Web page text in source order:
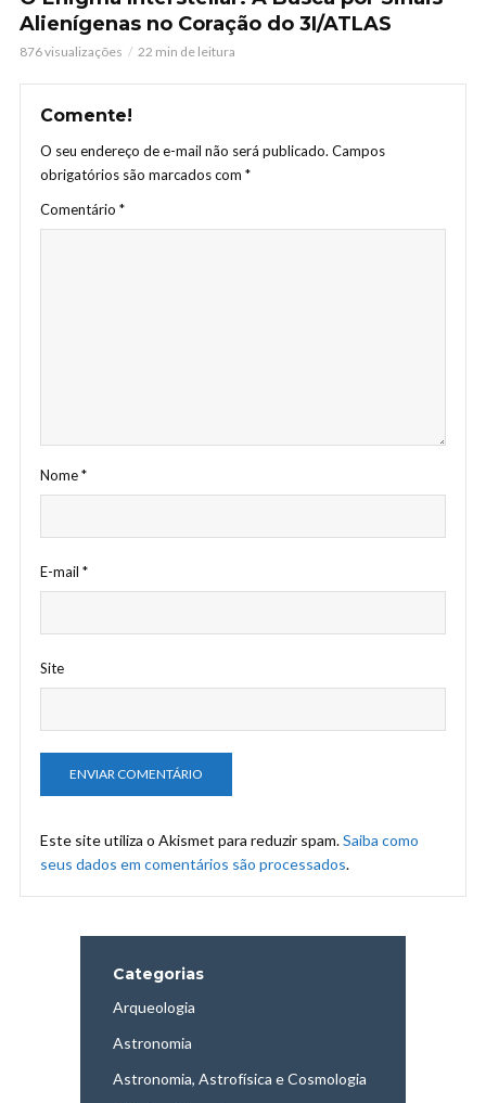
Alienígenas no Coração do 3I/ATLAS
876 visualizações 22 min de leitura
Comente!
O seu endereço de e-mail não será publicado. Campos
obrigatórios são marcados com *
Comentário *
Nome*
E-mail *
Site
Este site utiliza o Akismet para reduzir spam.Saiba como
seus dados em comentários são processados.
Categorias
Arqueologia
Astronomia
Astronomia, Astrofísica e Cosmologia